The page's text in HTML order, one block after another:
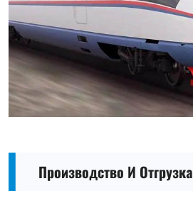
Производство И Отгрузка